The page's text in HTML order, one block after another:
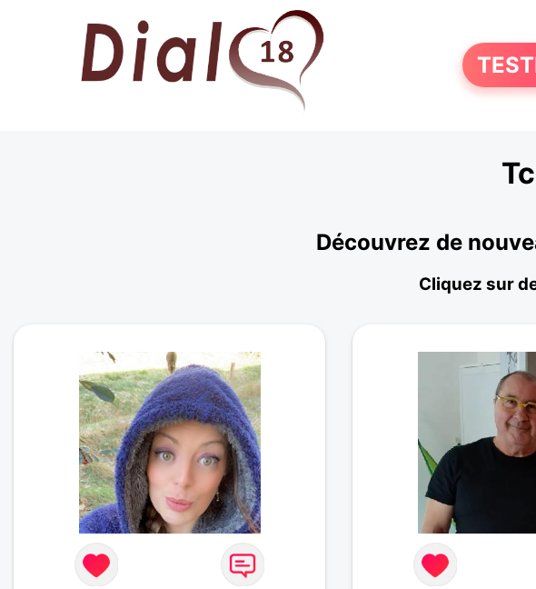
Découvrez de
Cliquez sur